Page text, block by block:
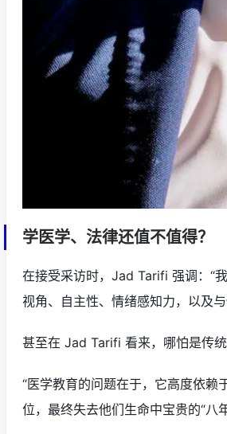
学医学、法律还值不值得？
在接受采访时，Jad Tarifi 强调：“
视角、自主性、情绪感知力，以及
甚至在 Jad Tarifi 看来，哪怕是传
“医学教育的问题在于，它高度依
位，最终失去他们生命中宝贵的“八年